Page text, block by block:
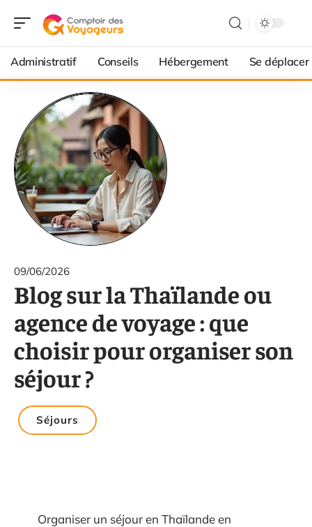
Administratif Conseils Hébergement Se déplacer
09/06/2026
Blog sur la Thaïlande ou
agence de voyage : que
choisir pour organiser son
séjour ?
Séjours
Organiser un séjour en Thaïlande en